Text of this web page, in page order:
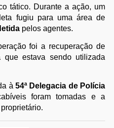
tático. Durante a ação, um
fugiu para uma área de
pelos agentes.
foi a recuperação de
que estava sendo utilizada
à 54ª Delegacia de Polícia
foram tomadas e a